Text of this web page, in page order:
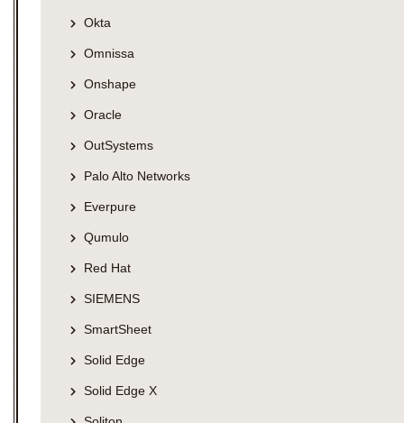
Okta
Omnissa
Onshape
Oracle
OutSystems
Palo Alto Networks
Everpure
Qumulo
Red Hat
SIEMENS
SmartSheet
Solid Edge
Solid Edge X